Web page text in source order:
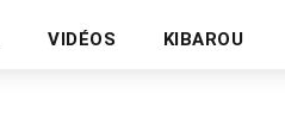
VIDÉOS KIBAROU